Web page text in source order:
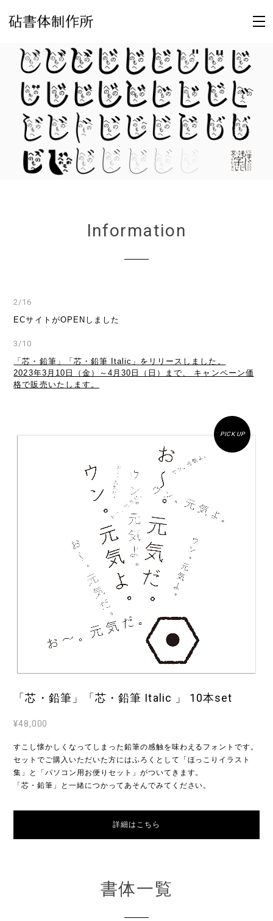
Information
2/16
ECサイトがOPENしました
3/10
「芯・鉛筆」「芯・鉛筆 Italic」をリリースしました。
2023年3月10日（金）～4月30日（日）まで、 キャンペーン価
格で販売いたします。
PICK UP
「芯・鉛筆」「芯・鉛筆 Italic 」 10本set
¥48,000
すこし懐かしくなってしまった鉛筆の感触を味わえるフォントです。
セットでご購入いただいた方にはふろくとして「ほっこりイラスト
集」と「パソコン用お便りセット」がついてきます。
「芯・鉛筆」と一緒につかってあそんでみてください。
詳細はこちら
書体一覧